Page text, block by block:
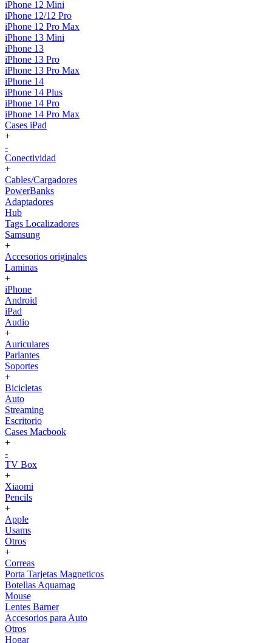
iPhone 12 Mini
iPhone 12/12 Pro
iPhone 12 Pro Max
iPhone 13 Mini
iPhone 13
iPhone 13 Pro
iPhone 13 Pro Max
iPhone 14
iPhone 14 Plus
iPhone 14 Pro
iPhone 14 Pro Max
Cases iPad
+
-
Conectividad
+
Cables/Cargadores
PowerBanks
Adaptadores
Hub
Tags Localizadores
Samsung
+
Accesorios originales
Laminas
+
iPhone
Android
iPad
Audio
+
Auriculares
Parlantes
Soportes
+
Bicicletas
Auto
Streaming
Escritorio
Cases Macbook
+
-
TV Box
+
Xiaomi
Pencils
+
Apple
Usams
Otros
+
Correas
Porta Tarjetas Magneticos
Botellas Aquamag
Mouse
Lentes Barner
Accesorios para Auto
Otros
Hogar